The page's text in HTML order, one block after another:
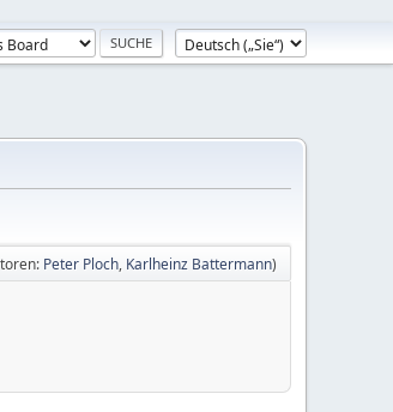
Peter Ploch, Karlheinz Battermann)